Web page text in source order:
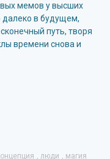
мемов у высших
далеко в будущем,
путь, творя
времени снова и
,люди , магия